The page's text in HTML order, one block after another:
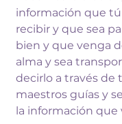
información que
recibir y que sea
bien y que venga
alma y sea
decirlo a través de
maestros guías y
la información que